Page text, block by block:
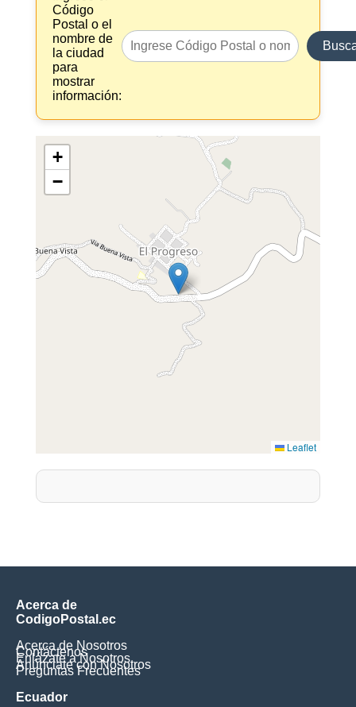
Código
Postal o el
nombre de
la ciudad
para
mostrar
información:
+
−
Leaflet
Acerca de
CodigoPostal.ec
Acerca de Nosotros
Contáctenos
Enlázate a Nosotros
Anúnciate con Nosotros
Preguntas Frecuentes
Ecuador